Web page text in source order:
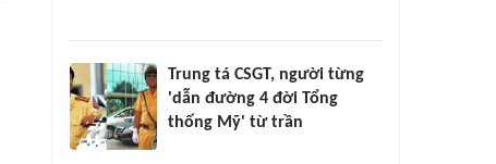
Trung tá CSGT, người từng
'dẫn đường 4 đời Tổng
thống Mỹ' từ trần